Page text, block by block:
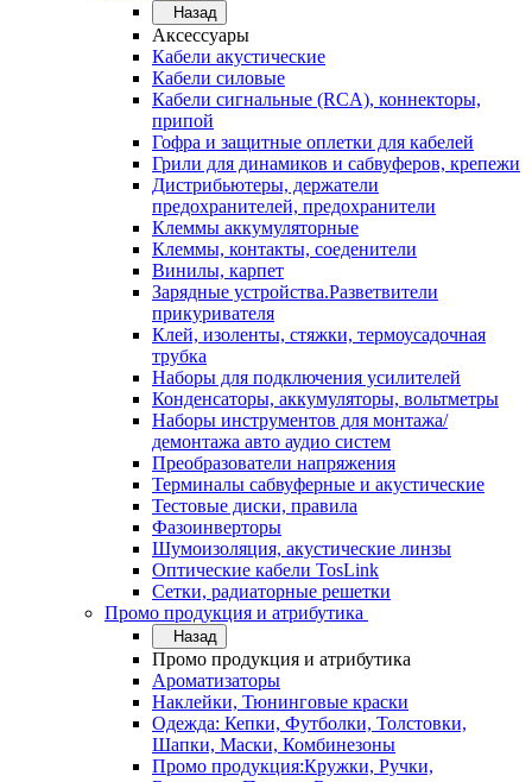
Назад
Аксессуары
Кабели акустические
Кабели силовые
Кабели сигнальные (RCA), коннекторы,
припой
Гофра и защитные оплетки для кабелей
Грили для динамиков и сабвуферов, крепежи
Дистрибьютеры, держатели
предохранителей, предохранители
Клеммы аккумуляторные
Клеммы, контакты, соеденители
Винилы, карпет
Зарядные устройства.Разветвители
прикуривателя
Клей, изоленты, стяжки, термоусадочная
трубка
Наборы для подключения усилителей
Конденсаторы, аккумуляторы, вольтметры
Наборы инструментов для монтажа/
демонтажа авто аудио систем
Преобразователи напряжения
Терминалы сабвуферные и акустические
Тестовые диски, правила
Фазоинверторы
Шумоизоляция, акустические линзы
Оптические кабели TosLink
Сетки, радиаторные решетки
Промо продукция и атрибутика
Назад
Промо продукция и атрибутика
Ароматизаторы
Наклейки, Тюнинговые краски
Одежда: Кепки, Футболки, Толстовки,
Шапки, Маски, Комбинезоны
Промо продукция:Кружки, Ручки,